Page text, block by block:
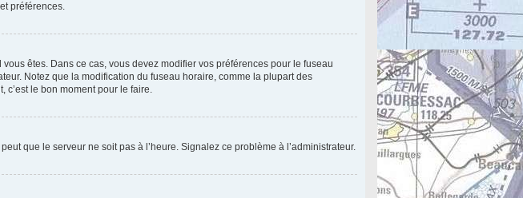
préférences.
êtes. Dans ce cas, vous devez modifier vos préférences pour le fuseau
Notez que la modification du fuseau horaire, comme la plupart des
c’est le bon moment pour le faire.
que le serveur ne soit pas à l’heure. Signalez ce problème à l’administrateur.